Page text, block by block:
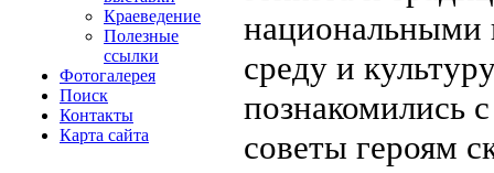
Краеведение
Полезные
ссылки
Фотогалерея
Поиск
Контакты
Карта сайта
национальными
среду и
познакомились
советы героям